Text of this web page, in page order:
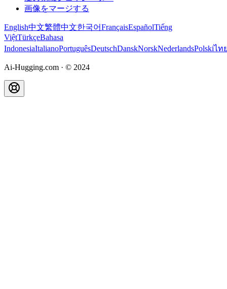
画像をマージする
English中文繁體中文한국어FrançaisEspañolTiếng
ViệtTürkçeBahasa
IndonesiaItalianoPortuguêsDeutschDanskNorskNederlandsPolskiไท
Ai-Hugging.com · © 2024